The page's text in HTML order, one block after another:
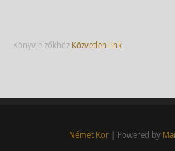
Könyvjelzőkhöz Közvetlen link.
Német Kör| Powered by